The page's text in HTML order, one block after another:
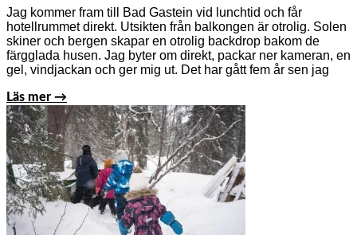
Jag kommer fram till Bad Gastein vid lunchtid och får
hotellrummet direkt. Utsikten från balkongen är otrolig. Solen
skiner och bergen skapar en otrolig backdrop bakom de
färgglada husen. Jag byter om direkt, packar ner kameran, en
gel, vindjackan och ger mig ut. Det har gått fem år sen jag
Läs mer →